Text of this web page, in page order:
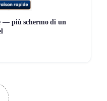
— più schermo di un